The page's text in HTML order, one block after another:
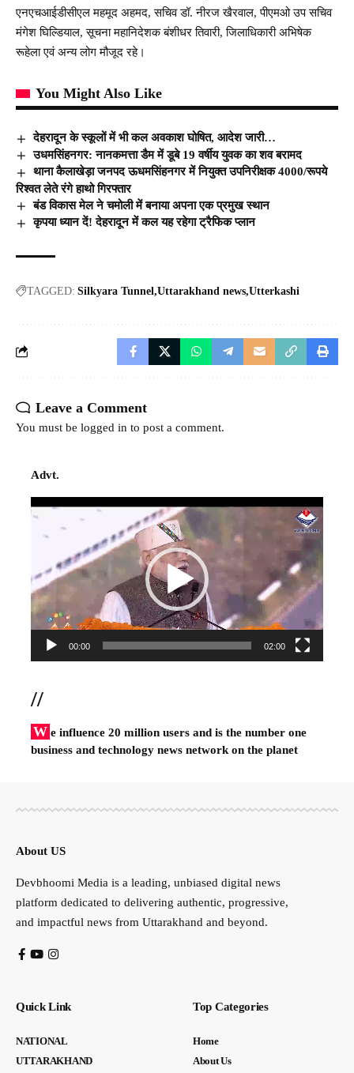
एनएचआईडीसीएल महमूद अहमद, सचिव डॉ. नीरज खैरवाल, पीएमओ उप सचिव
मंगेश घिल्डियाल, सूचना महानिदेशक बंशीधर तिवारी, जिलाधिकारी अभिषेक
रूहेला एवं अन्य लोग मौजूद रहे।
You Might Also Like
देहरादून के स्कूलों में भी कल अवकाश घोषित, आदेश जारी…
उधमसिंहनगर: नानकमत्ता डैम में डूबे 19 वर्षीय युवक का शव बरामद
थाना कैलाखेड़ा जनपद ऊधमसिंहनगर में नियुक्त उपनिरीक्षक 4000/रूपये
रिश्वत लेते रंगे हाथो गिरफ्तार
बंड विकास मेल ने चमोली में बनाया अपना एक प्रमुख स्थान
कृपया ध्यान दें! देहरादून में कल यह रहेगा ट्रैफिक प्लान
TAGGED: Silkyara Tunnel Uttarakhand news Utterkashi
Leave a Comment
You must be logged in to post a comment.
Advt.
Video
00:00 02:00
//
W e influence 20 million users and is the number one
business and technology news network on the planet
About US
Devbhoomi Media is a leading, unbiased digital news
platform dedicated to delivering authentic, progressive,
and impactful news from Uttarakhand and beyond.
Quick Link
NATIONAL
UTTARAKHAND
Top Categories
Home
About Us